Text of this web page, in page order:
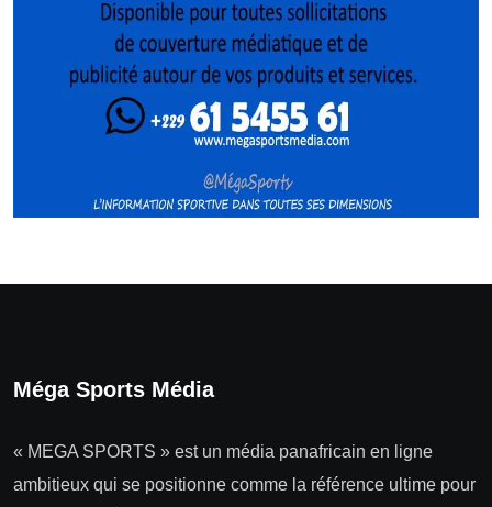
Méga Sports Média
« MEGA SPORTS » est un média panafricain en ligne
ambitieux qui se positionne comme la référence ultime pour